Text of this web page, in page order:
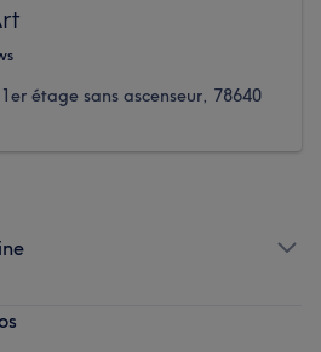
étage sans ascenseur, 78640